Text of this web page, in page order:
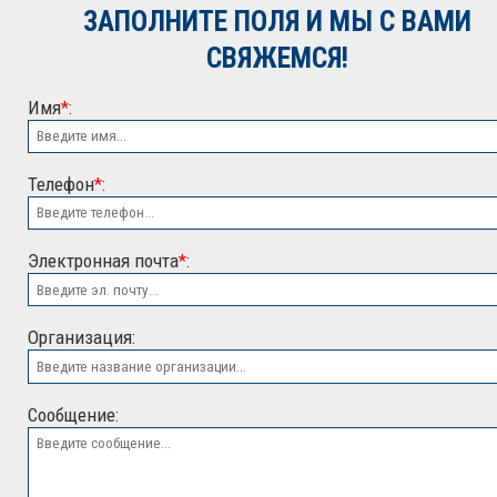
КОНТАКТЫ
Металлоконструкции различного
ООО "ЭСК"
ЗАПОЛНИТЕ ПОЛЯ И МЫ С ВАМИ
СВЯЖЕМСЯ!
Имя*:
Телефон*:
Электронная почта*:
Организация:
Сообщение: